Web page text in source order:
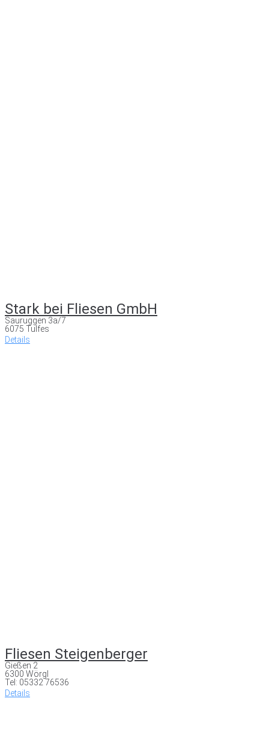
Stark bei Fliesen GmbH
Sauruggen 3a/7
6075 Tulfes
Details
Fliesen Steigenberger
Gießen 2
6300 Wörgl
Tel: 05332 76536
Details